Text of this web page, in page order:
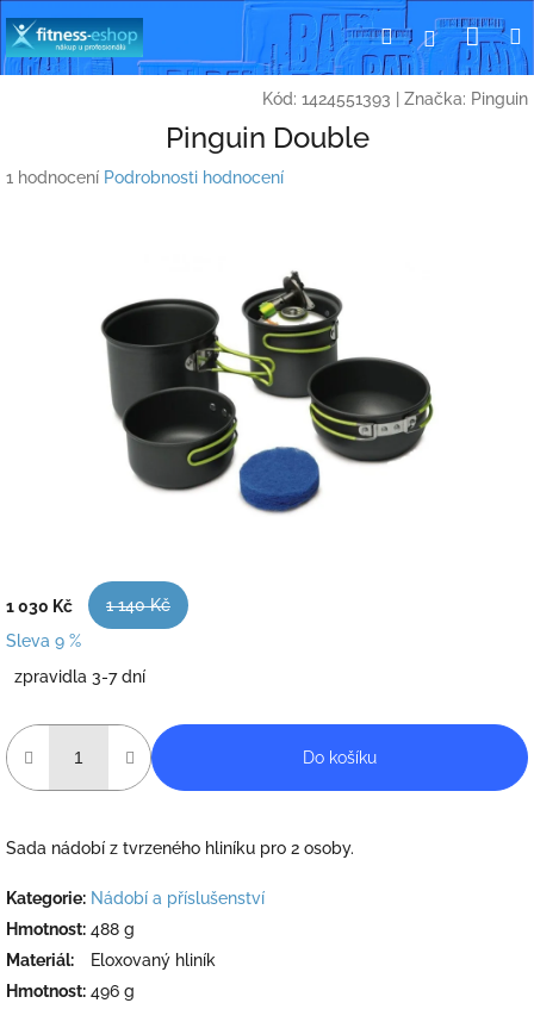
na
obsah
HledatPřihlášení
Kód: 1424551393 Značka: Pinguin
Pinguin Double
Průměrné
1 hodnocení Podrobnosti hodnocení
1 030 Kč
1 140 Kč
Sleva 9 %
cena:
zpravidla 3-7 dní
Do košíku
Sada nádobí z tvrzeného hliníku pro 2 osoby.
Kategorie: Nádobí a příslušenství
Hmotnost: 488 g
Materiál:
Eloxovaný hliník
Hmotnost: 496 g